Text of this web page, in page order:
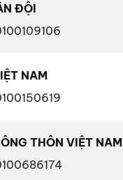
ĐỘI
NAM
THÔN VIỆT NAM